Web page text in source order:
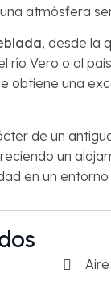
atmósfera
, desde la
río Vero o al
obtiene una
de un
un
en un entorno